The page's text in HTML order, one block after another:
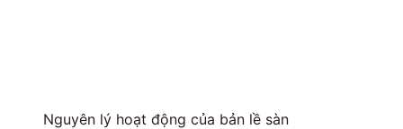
Nguyên lý hoạt động của bản lề sàn